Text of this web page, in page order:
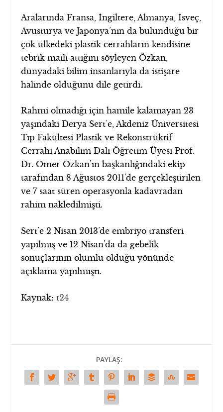
Aralarında Fransa, İngiltere, Almanya, İsveç,
Avusturya ve Japonya’nın da bulunduğu bir
çok ülkedeki plastik cerrahların kendisine
tebrik maili attığını söyleyen Özkan,
dünyadaki bilim insanlarıyla da istişare
halinde olduğunu dile getirdi.
Rahmi olmadığı için hamile kalamayan 23
yaşındaki Derya Sert’e, Akdeniz Üniversitesi
Tıp Fakültesi Plastik ve Rekonstrüktif
Cerrahi Anabilim Dalı Öğretim Üyesi Prof.
Dr. Ömer Özkan’ın başkanlığındaki ekip
tarafından 8 Ağustos 2011’de gerçekleştirilen
ve 7 saat süren operasyonla kadavradan
rahim nakledilmişti.
Sert’e 2 Nisan 2013’de embriyo transferi
yapılmış ve 12 Nisan’da da gebelik
sonuçlarının olumlu olduğu yönünde
açıklama yapılmıştı.
Kaynak:t24
PAYLAŞ: